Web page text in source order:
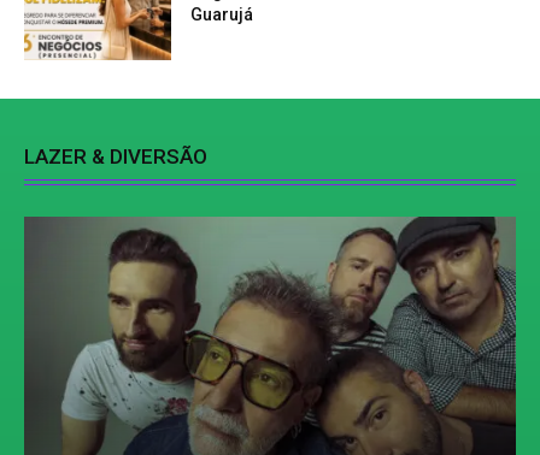
Guarujá
LAZER & DIVERSÃO